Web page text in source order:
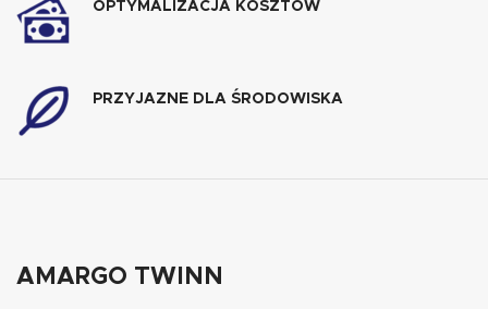
OPTYMALIZACJA KOSZTÓW
PRZYJAZNE DLA ŚRODOWISKA
AMARGO TWINN